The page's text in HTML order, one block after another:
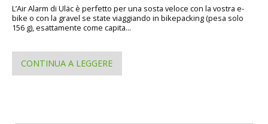
L’Air Alarm di Uläc è perfetto per una sosta veloce con la vostra e-
bike o con la gravel se state viaggiando in bikepacking (pesa solo
156 g), esattamente come capita...
CONTINUA A LEGGERE